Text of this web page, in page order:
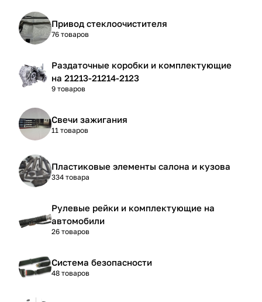
Привод стеклоочистителя
76 товаров
Раздаточные коробки и комплектующие
на 21213-21214-2123
9 товаров
Свечи зажигания
11 товаров
Пластиковые элементы салона и кузова
334 товара
Рулевые рейки и комплектующие на
автомобили
26 товаров
Система безопасности
48 товаров